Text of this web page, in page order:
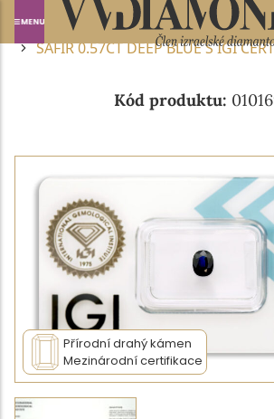
Domů DRAHOKAMY A
SAFÍR 0.57CT DEEP BLUE S IGI
Kód produktu:
Přírodní drahý kámen
Mezinárodní certifikace